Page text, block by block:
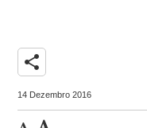
share
14 Dezembro 2016